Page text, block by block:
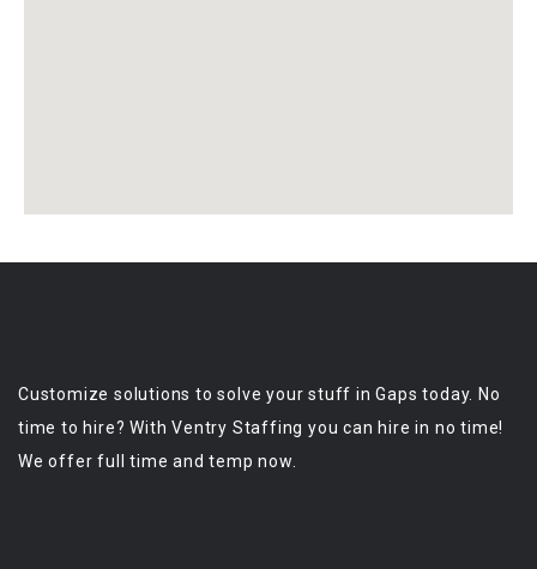
Customize solutions to solve your stuff in Gaps today. No
time to hire? With Ventry Staffing you can hire in no time!
We offer full time and temp now.